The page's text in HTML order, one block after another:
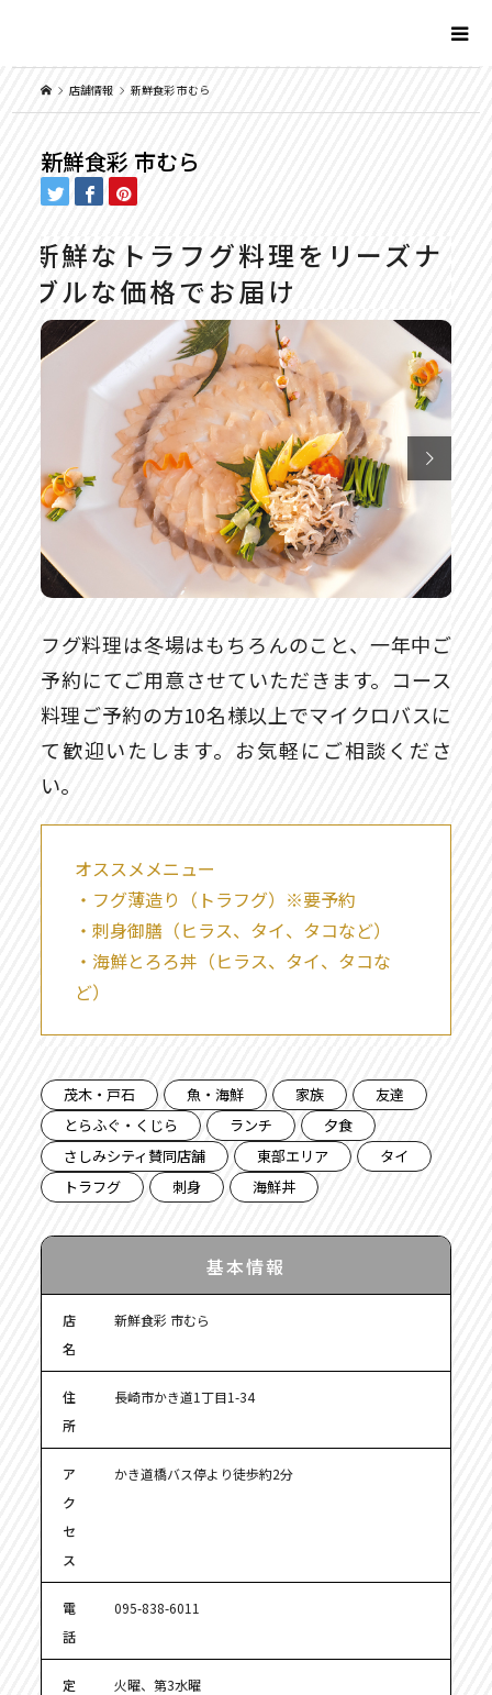
店舗情報 新鮮食彩 市むら
新鮮食彩 市むら
新鮮なトラフグ料理をリーズナ
ブルな価格でお届け

フグ料理は冬場はもちろんのこと、一年中ご
予約にてご用意させていただきます。コース
料理ご予約の方10名様以上でマイクロバスに
て歓迎いたします。お気軽にご相談くださ
い。
オススメメニュー
・フグ薄造り（トラフグ）※要予約
・刺身御膳（ヒラス、タイ、タコなど）
・海鮮とろろ丼（ヒラス、タイ、タコな
ど）
茂木・戸石 魚・海鮮 家族
友達
とらふぐ・くじら
ランチ
夕食
さしみシティ賛同店舗
東部エリア
タイ
トラフグ
刺身 海鮮丼
基本情報
店
名
新鮮食彩 市むら
住
所
長崎市かき道1丁目1-34
ア
ク
セ
ス
かき道橋バス停より徒歩約2分
電
話
095-838-6011
定
火曜、第3水曜